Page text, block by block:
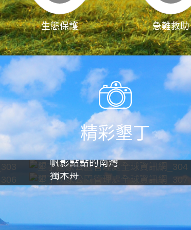
生態保護 急難救助
精彩墾丁
帆影點點的南灣
獨木舟